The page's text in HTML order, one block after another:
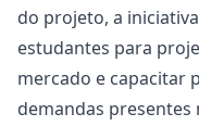
do projeto, a
estudantes para
mercado e capacitar
demandas presentes